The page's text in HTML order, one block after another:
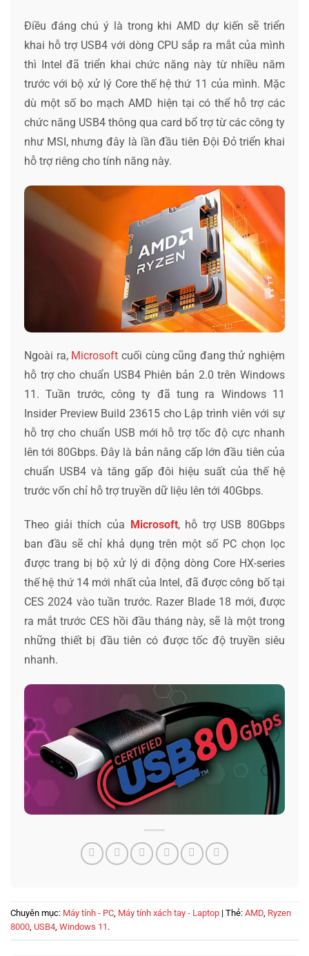
Điều đáng chú ý là trong khi AMD dự kiến ​​sẽ triển
khai hỗ trợ USB4 với dòng CPU sắp ra mắt của mình
thì Intel đã triển khai chức năng này từ nhiều năm
trước với bộ xử lý Core thế hệ thứ 11 của mình. Mặc
dù một số bo mạch AMD hiện tại có thể hỗ trợ các
chức năng USB4 thông qua card bổ trợ từ các công ty
như MSI, nhưng đây là lần đầu tiên Đội Đỏ triển khai
hỗ trợ riêng cho tính năng này.
Ngoài ra, Microsoft cuối cùng cũng đang thử nghiệm
hỗ trợ cho chuẩn USB4 Phiên bản 2.0 trên Windows
11. Tuần trước, công ty đã tung ra Windows 11
Insider Preview Build 23615 cho Lập trình viên với sự
hỗ trợ cho chuẩn USB mới hỗ trợ tốc độ cực nhanh
lên tới 80Gbps. Đây là bản nâng cấp lớn đầu tiên của
chuẩn USB4 và tăng gấp đôi hiệu suất của thế hệ
trước vốn chỉ hỗ trợ truyền dữ liệu lên tới 40Gbps.
Theo giải thích của Microsoft, hỗ trợ USB 80Gbps
ban đầu sẽ chỉ khả dụng trên một số PC chọn lọc
được trang bị bộ xử lý di động dòng Core HX-series
thế hệ thứ 14 mới nhất của Intel, đã được công bố tại
CES 2024 vào tuần trước. Razer Blade 18 mới, được
ra mắt trước CES hồi đầu tháng này, sẽ là một trong
những thiết bị đầu tiên có được tốc độ truyền siêu
nhanh.
Chuyên mục: Máy tính - PC, Máy tính xách tay - Laptop | Thẻ: AMD, Ryzen
8000, USB4, Windows 11 .